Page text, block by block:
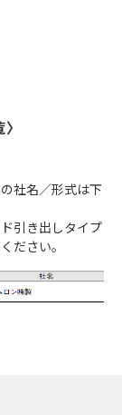
社名／形式は下
引き出しタイプ
ださい。